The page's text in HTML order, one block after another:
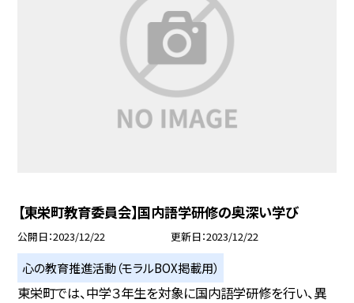
【東栄町教育委員会】国内語学研修の奥深い学び
公開日 2023/12/22 更新日 2023/12/22
心の教育推進活動（モラルBOX掲載用）
東栄町では、中学３年生を対象に国内語学研修を行い、異